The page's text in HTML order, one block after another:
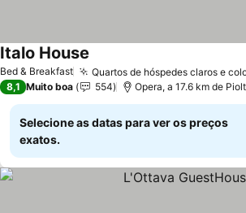
Bed & Breakfast Quartos de hóspedes claros e
Italo House
8,1 Muito boa 554 Opera, a 17.6 km de
Selecione as datas para ver os preços
exatos.